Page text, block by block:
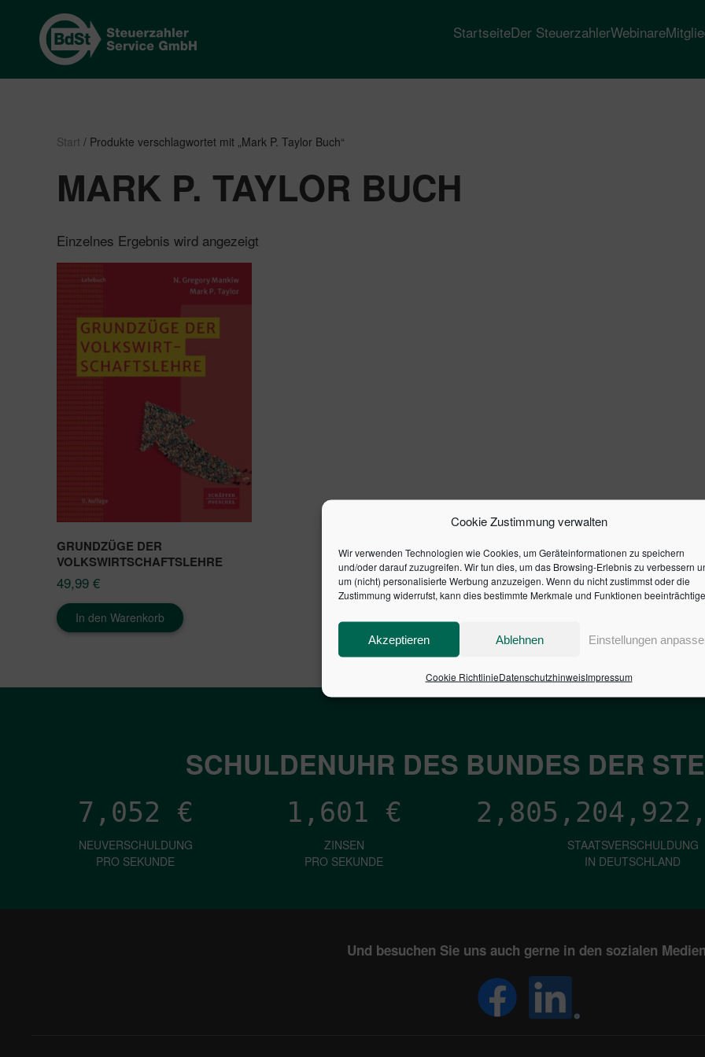
Cookie Zustimmung verwalten
Wir verwenden Technologien wie Cookies, um Geräteinformationen zu speichern
und/oder darauf zuzugreifen. Wir tun dies, um das Browsing-Erlebnis zu verbessern
um (nicht) personalisierte Werbung anzuzeigen. Wenn du nicht zustimmst oder die
Zustimmung widerrufst, kann dies bestimmte Merkmale und Funktionen
Akzeptieren Ablehnen Einstellungen
Cookie RichtlinieDatenschutzhinweisImpressum
StartseiteDer SteuerzahlerWebinare
Start / Produkte verschlagwortet mit „Mark P. Taylor Buch“
MARK P. TAYLOR BUCH
Einzelnes Ergebnis wird angezeigt
GRUNDZÜGE DER
VOLKSWIRTSCHAFTSLEHRE
49,99 €
In den Warenkorb
SCHULDENUHR DES BUNDES DER
7,052 €
NEUVERSCHULDUNG
PRO SEKUNDE
1,601 €
ZINSEN
PRO SEKUNDE
STAATSVERSCHULDUNG
IN DEUTSCHLAND
Und besuchen Sie uns auch gerne in den sozialen